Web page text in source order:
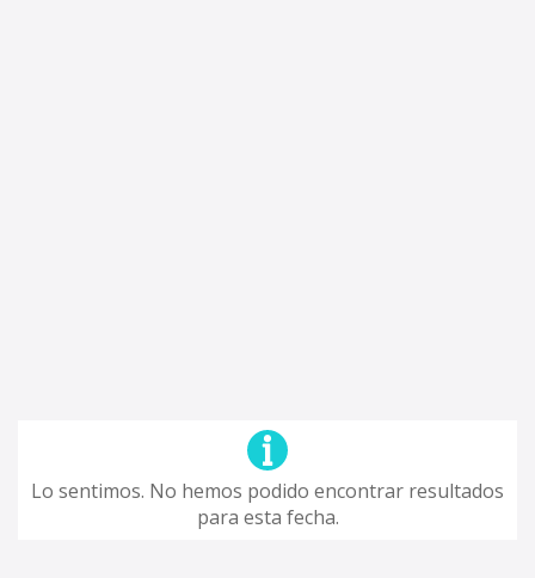
Lo sentimos. No hemos podido encontrar resultados
para esta fecha.